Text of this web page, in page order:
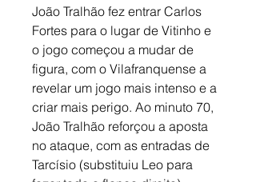
João Tralhão fez entrar Carlos
Fortes para o lugar de Vitinho e
o jogo começou a mudar de
figura, com o Vilafranquense a
revelar um jogo mais intenso e a
criar mais perigo. Ao minuto 70,
João Tralhão reforçou a aposta
no ataque, com as entradas de
Tarcísio (substituiu Leo para